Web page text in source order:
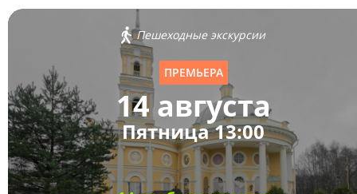
Пешеходные экскурсии
ПРЕМЬЕРА
14 августа
Пятница 13:00